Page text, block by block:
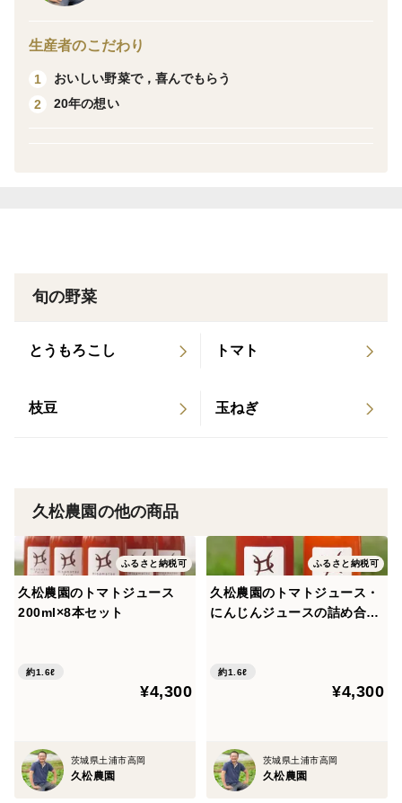
生産者のこだわり
1
おいしい野菜で，喜んでもらう
2
20年の想い
旬の野菜
とうもろこし トマト
枝豆 玉ねぎ
久松農園の他の商品
ふるさと納税可
久松農園のトマトジュース
200ml×8本セット
約1.6ℓ
¥4,300
茨城県土浦市高岡
久松農園
ふるさと納税可
久松農園のトマトジュース・
にんじんジュースの詰め合わ
約1.6ℓ
¥4,300
茨城県土浦市高岡
久松農園